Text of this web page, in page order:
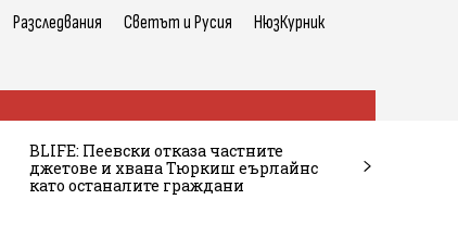
Разследвания Светът и Русия НюзКурник
BLIFE: Пеевски отказа частните
джетове и хвана Тюркиш еърлайнс
като останалите граждани